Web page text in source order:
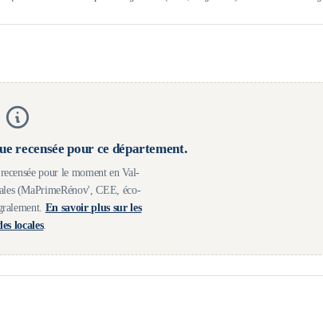
recensée pour ce département.
pour le moment en Val-
(MaPrimeRénov', CEE, éco-
En savoir plus sur les
locales.